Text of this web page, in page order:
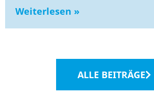
Weiterlesen »
ALLE BEITRÄGE